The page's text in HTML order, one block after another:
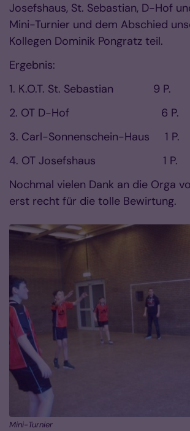
Josefshaus, St. Sebastian, D-Hof
Mini-Turnier und dem Abschied
Kollegen Dominik Pongratz teil.
Ergebnis:
1. K.O.T. St. Sebastian 9 P.
2. OT D-Hof 6 P.
3. Carl-Sonnenschein-Haus 1 P.
4. OT Josefshaus 1 P.
Nochmal vielen Dank an die Orga
erst recht für die tolle Bewirtung.
Mini-Turnier